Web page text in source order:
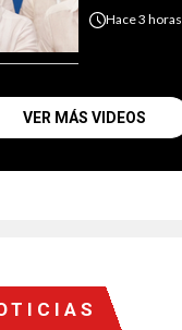
Hace3 horas
VER MÁS VIDEOS